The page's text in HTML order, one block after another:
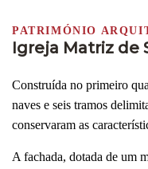
PATRIMÓNIO
Igreja Matriz de
Construída no primeiro
naves e seis tramos
conservaram as
A fachada, dotada de um